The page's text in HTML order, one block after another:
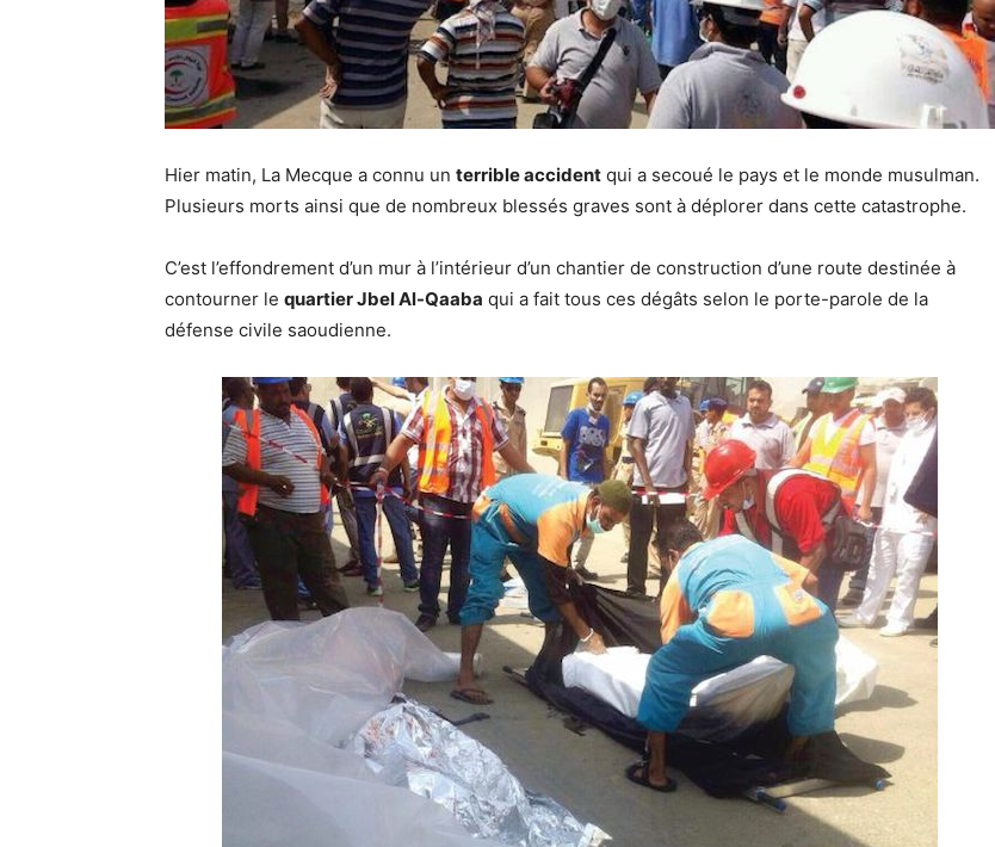
Hier matin, La Mecque a connu un terrible accident qui a secoué le pays et le monde musulman.
Plusieurs morts ainsi que de nombreux blessés graves sont à déplorer dans cette catastrophe.
C’est l’effondrement d’un mur à l’intérieur d’un chantier de construction d’une route destinée à
contourner le quartier Jbel Al-Qaaba qui a fait tous ces dégâts selon le porte-parole de la
défense civile saoudienne.